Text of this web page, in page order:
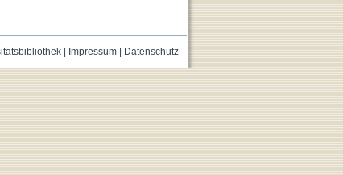
| Impressum| Datenschutz